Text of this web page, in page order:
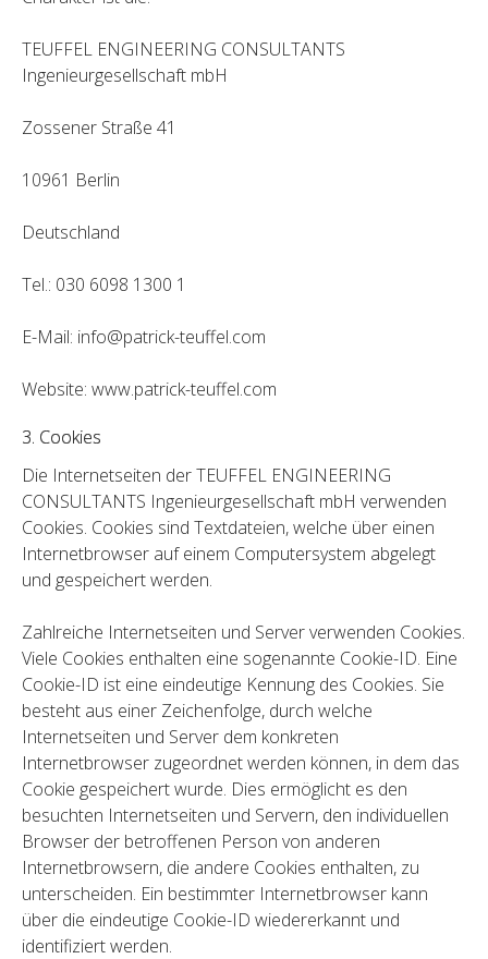
TEUFFEL ENGINEERING CONSULTANTS
Ingenieurgesellschaft mbH
Zossener Straße 41
10961 Berlin
Deutschland
Tel.: 030 6098 1300 1
E-Mail: info@patrick-teuffel.com
Website: www.patrick-teuffel.com
3. Cookies
Die Internetseiten der TEUFFEL ENGINEERING
CONSULTANTS Ingenieurgesellschaft mbH verwenden
Cookies. Cookies sind Textdateien, welche über einen
Internetbrowser auf einem Computersystem abgelegt
und gespeichert werden.
Zahlreiche Internetseiten und Server verwenden Cookies.
Viele Cookies enthalten eine sogenannte Cookie-ID. Eine
Cookie-ID ist eine eindeutige Kennung des Cookies. Sie
besteht aus einer Zeichenfolge, durch welche
Internetseiten und Server dem konkreten
Internetbrowser zugeordnet werden können, in dem das
Cookie gespeichert wurde. Dies ermöglicht es den
besuchten Internetseiten und Servern, den individuellen
Browser der betroffenen Person von anderen
Internetbrowsern, die andere Cookies enthalten, zu
unterscheiden. Ein bestimmter Internetbrowser kann
über die eindeutige Cookie-ID wiedererkannt und
identifiziert werden.